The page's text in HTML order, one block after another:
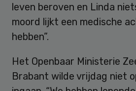
leven beroven en Linda
moord lijkt een medische
hebben”.
Het Openbaar Ministerie
Brabant wilde vrijdag niet